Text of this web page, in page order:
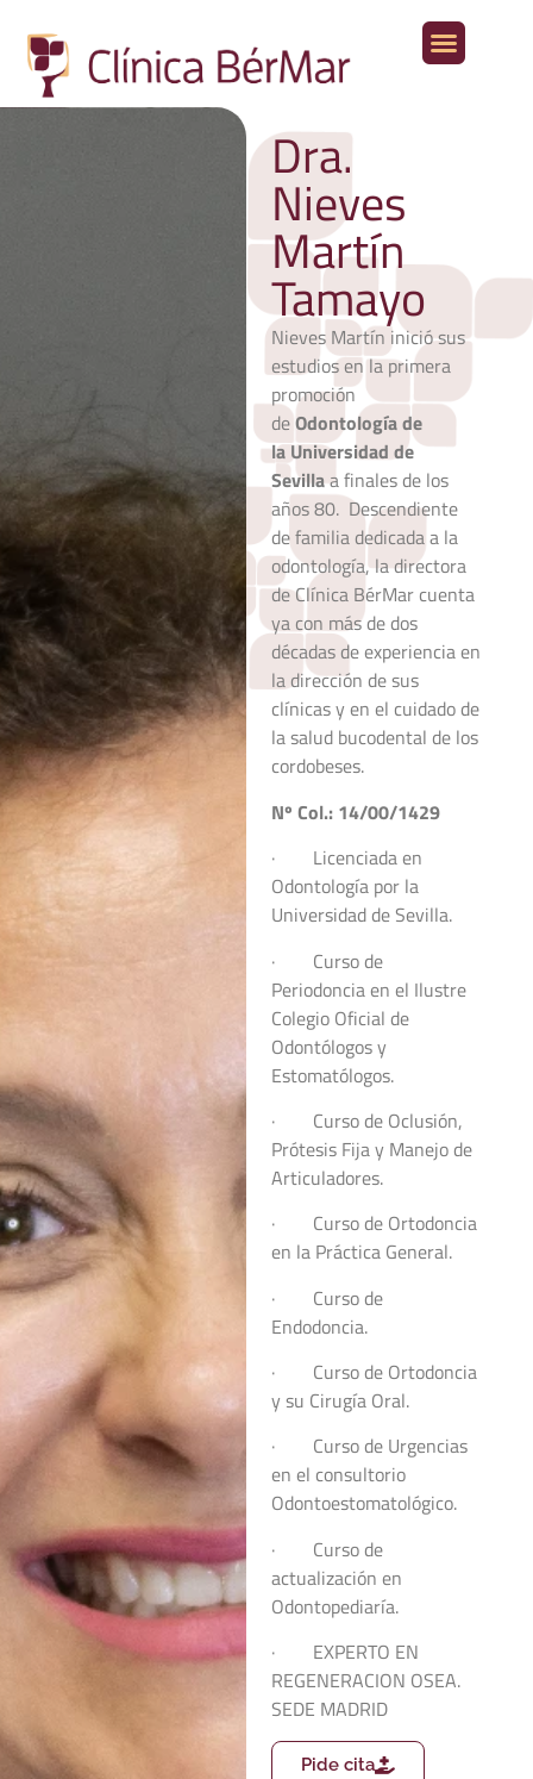
Dra.
Nieves
Martín
Tamayo
Nieves Martín inició sus
estudios en la primera
promoción
deOdontología de
la Universidad de
Sevillaa finales de los
años 80. Descendiente
de familia dedicada a la
odontología, la directora
de Clínica BérMar cuenta
ya con más de dos
décadas de experiencia en
la dirección de sus
clínicas y en el cuidado de
la salud bucodental de los
cordobeses.
Nº Col.: 14/00/1429
· Licenciada en
Odontología por la
Universidad de Sevilla.
· Curso de
Periodoncia en el Ilustre
Colegio Oficial de
Odontólogos y
Estomatólogos.
· Curso de Oclusión,
Prótesis Fija y Manejo de
Articuladores.
· Curso de Ortodoncia
en la Práctica General.
· Curso de
Endodoncia.
· Curso de Ortodoncia
y su Cirugía Oral.
· Curso de Urgencias
en el consultorio
Odontoestomatológico.
· Curso de
actualización en
Odontopediaría.
· EXPERTO EN
REGENERACION OSEA.
SEDE MADRID
Pide cita